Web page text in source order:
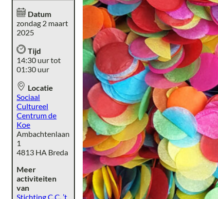
Datum
zondag 2 maart
2025
Tijd
14:30 uur tot
01:30 uur
Locatie
Sociaal
Cultureel
Centrum de
Koe
Ambachtenlaan
1
4813 HA Breda
Meer
activiteiten
van
Stichting C.C. ’t